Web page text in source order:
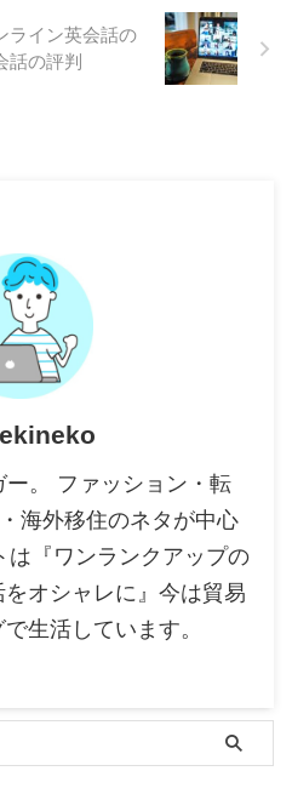
ライン英会話の
話の評判
。 ファッション・転
海外移住のネタが中心
は『ワンランクアップの
オシャレに』今は貿易
生活しています。